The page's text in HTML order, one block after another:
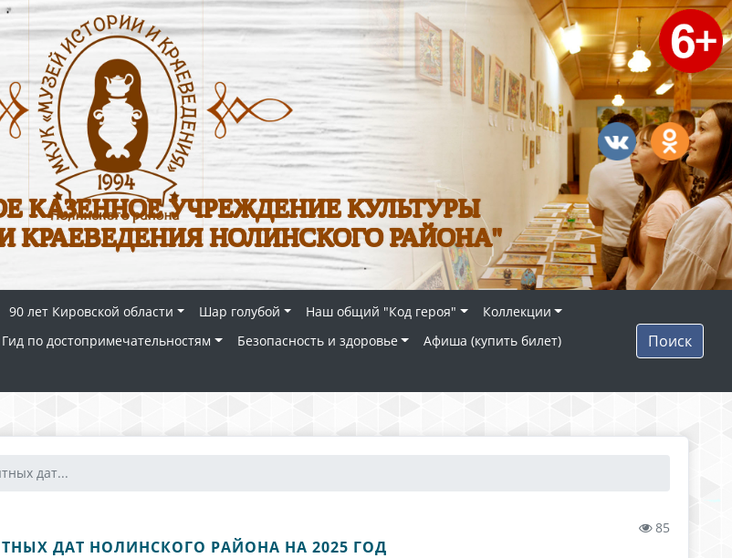
КАЗЕННОЕ УЧРЕЖДЕНИЕ КУЛЬТУРЫ
КРАЕВЕДЕНИЯ НОЛИНСКОГО РАЙОНА"
90 лет Кировской области Шар голубой Наш общий "Код героя"
Коллекции
Гид по достопримечательностям Безопасность и здоровье
Афиша (купить билет)
Поиск
дат...
85
ДАТ НОЛИНСКОГО РАЙОНА НА 2025 ГОД